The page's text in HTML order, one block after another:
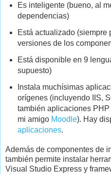
Es inteligente (bueno, al
dependencias)
Está actualizado (siempre
versiones de los
Está disponible en 9
supuesto)
Instala muchísimas
orígenes (incluyendo IIS,
también aplicaciones
mi amigo Moodle). Hay
aplicaciones.
Además de componentes de
también permite instalar
Visual Studio Express y